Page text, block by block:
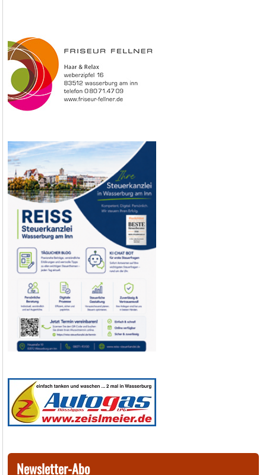
Newsletter-Abo